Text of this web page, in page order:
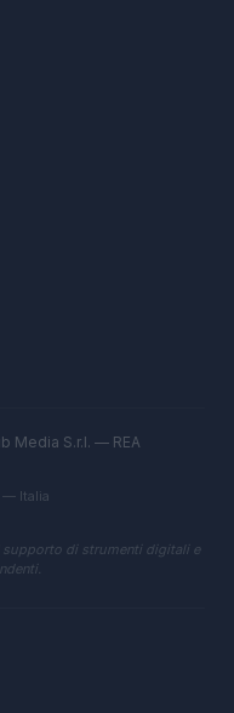
Media S.r.l. — REA
— Italia
supporto di strumenti digitali e